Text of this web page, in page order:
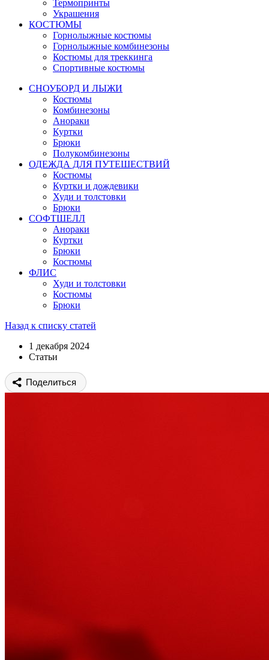
Термопринты
Украшения
КОСТЮМЫ
Горнолыжные костюмы
Горнолыжные комбинезоны
Костюмы для треккинга
Спортивные костюмы
СНОУБОРД И ЛЫЖИ
Костюмы
Комбинезоны
Анораки
Куртки
Брюки
Полукомбинезоны
ОДЕЖДА ДЛЯ ПУТЕШЕСТВИЙ
Костюмы
Куртки и дождевики
Худи и толстовки
Брюки
СОФТШЕЛЛ
Анораки
Куртки
Брюки
Костюмы
ФЛИС
Худи и толстовки
Костюмы
Брюки
Назад к списку статей
1 декабря 2024
Статьи
Поделиться